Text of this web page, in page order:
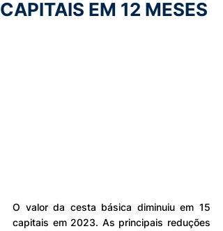
CAPITAIS EM 12 MESES
O valor da cesta básica diminuiu em 15
capitais em 2023. As principais reduções